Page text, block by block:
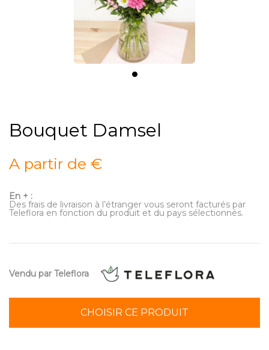
Bouquet Damsel
A partir de €
En + :
Des frais de livraison à l’étranger vous seront facturés par
Teleflora en fonction du produit et du pays sélectionnés.
Vendu par Teleflora
CHOISIR CE PRODUIT